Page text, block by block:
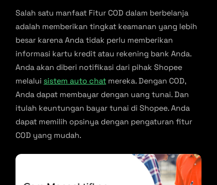
Salah satu manfaat Fitur COD dalam berbelanja
adalah memberikan tingkat keamanan yang lebih
besar karena Anda tidak perlu memberikan
informasi kartu kredit atau rekening bank Anda.
Anda akan diberi notifikasi dari pihak Shopee
melalui sistem auto chat mereka. Dengan COD,
Anda dapat membayar dengan uang tunai. Dan
itulah keuntungan bayar tunai di Shopee. Anda
dapat memilih opsinya dengan pengaturan fitur
COD yang mudah.